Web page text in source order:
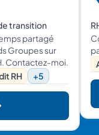
transition
partagé
Groupes sur
Contactez-moi.
RH +5